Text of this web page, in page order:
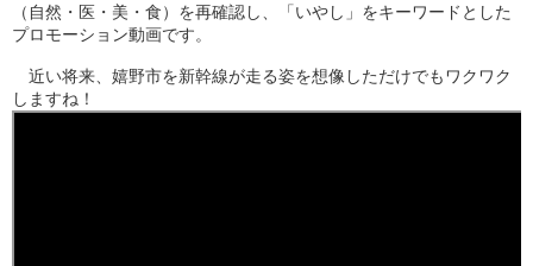
（自然・医・美・食）を再確認し、「いやし」をキーワードとした
プロモーション動画です。
近い将来、嬉野市を新幹線が走る姿を想像しただけでもワクワク
しますね！